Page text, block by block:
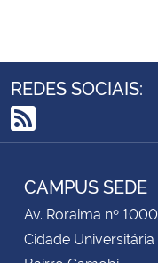
REDES SOCIAIS:
RSS
CAMPUS SEDE
Av. Roraima nº 1000
Cidade Universitária